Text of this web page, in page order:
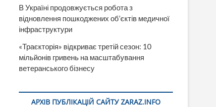
В Україні продовжується робота з
відновлення пошкоджених об’єктів медичної
інфраструктури
«Траєкторія» відкриває третій сезон: 10
мільйонів гривень на масштабування
ветеранського бізнесу
АРХІВ ПУБЛІКАЦІЙ САЙТУ ZARAZ.INFO